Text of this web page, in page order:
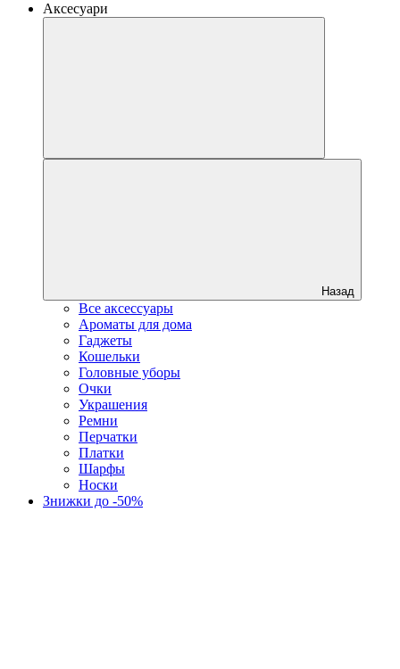
Аксесуари
Назад
Все аксессуары
Ароматы для дома
Гаджеты
Кошельки
Головные уборы
Очки
Украшения
Ремни
Перчатки
Платки
Шарфы
Носки
Знижки до -50%